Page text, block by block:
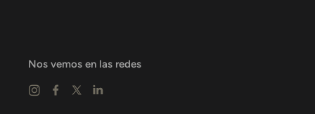
Nos vemos en las redes